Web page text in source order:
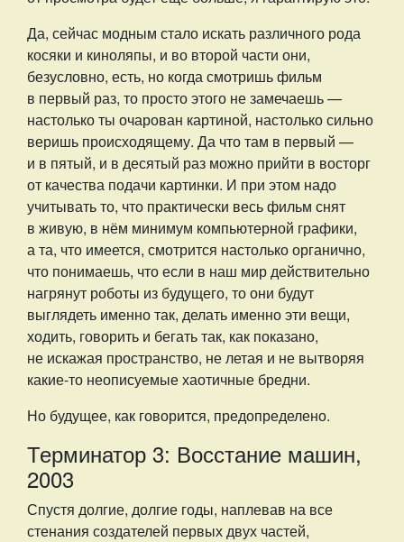
Да, сейчас модным стало искать различного рода
косяки и киноляпы, и во второй части они,
безусловно, есть, но когда смотришь фильм
в первый раз, то просто этого не замечаешь —
настолько ты очарован картиной, настолько сильно
веришь происходящему. Да что там в первый —
и в пятый, и в десятый раз можно прийти в восторг
от качества подачи картинки. И при этом надо
учитывать то, что практически весь фильм снят
в живую, в нём минимум компьютерной графики,
а та, что имеется, смотрится настолько органично,
что понимаешь, что если в наш мир действительно
нагрянут роботы из будущего, то они будут
выглядеть именно так, делать именно эти вещи,
ходить, говорить и бегать так, как показано,
не искажая пространство, не летая и не вытворяя
какие-то неописуемые хаотичные бредни.
Но будущее, как говорится, предопределено.
Терминатор 3: Восстание машин,
2003
Спустя долгие, долгие годы, наплевав на все
стенания создателей первых двух частей,